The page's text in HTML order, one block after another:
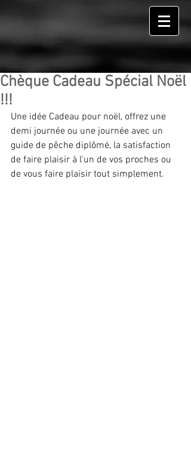
Chèque Cadeau Spécial Noël
!!!
Une idée Cadeau pour noël, offrez une
demi journée ou une journée avec un
guide de pêche diplômé, la satisfaction
de faire plaisir à l'un de vos proches ou
de vous faire plaisir tout simplement.